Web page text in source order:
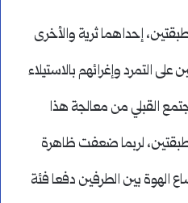
إحداهما ثرية والأخرى
التمرد وإغرائهم بالاستيلاء
القبلي من معالجة هذا
لربما ضعفت ظاهرة
الهوة بين الطرفين دفعا فئة